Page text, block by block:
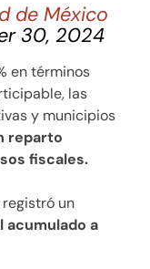
de México
30, 2024
en términos
las
y municipios
reparto
fiscales.
un
acumulado a